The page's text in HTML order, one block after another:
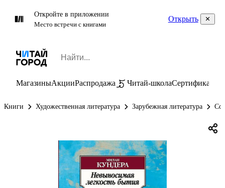
Откройте в приложении
Место встречи с книгами
Открыть
МагазиныАкцииРаспродажа Читай-школаСертификаты
Книги Художественная литература Зарубежная литература